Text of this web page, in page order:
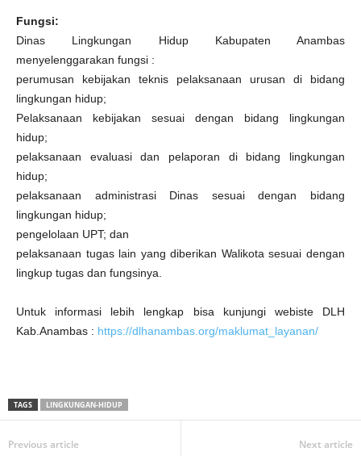
Fungsi:
Dinas Lingkungan Hidup Kabupaten Anambas
menyelenggarakan fungsi :
perumusan kebijakan teknis pelaksanaan urusan di bidang
lingkungan hidup;
Pelaksanaan kebijakan sesuai dengan bidang lingkungan
hidup;
pelaksanaan evaluasi dan pelaporan di bidang lingkungan
hidup;
pelaksanaan administrasi Dinas sesuai dengan bidang
lingkungan hidup;
pengelolaan UPT; dan
pelaksanaan tugas lain yang diberikan Walikota sesuai dengan
lingkup tugas dan fungsinya.
Untuk informasi lebih lengkap bisa kunjungi webiste DLH
Kab.Anambas : https://dlhanambas.org/maklumat_layanan/
TAGS LINGKUNGAN-HIDUP
Previous article Next article